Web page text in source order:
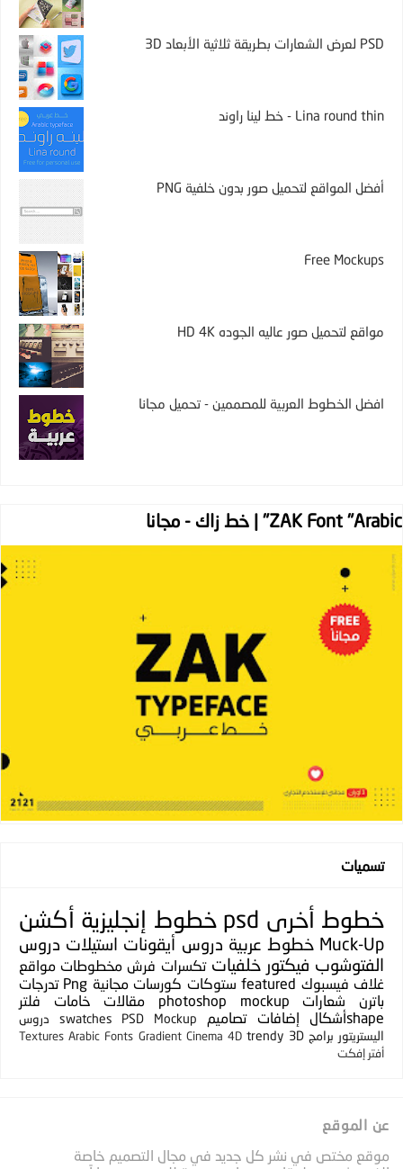
PSD لعرض الشعارات بطريقة ثلاثية الأبعاد 3D
Lina round thin - خط لينا راوند
أفضل المواقع لتحميل صور بدون خلفية PNG
Free Mockups
مواقع لتحميل صور عاليه الجوده HD 4K
افضل الخطوط العربية للمصممين - تحميل مجانا
ZAK Font "Arabic" | خط زاك - مجانا
تسميات
خطوط أخرى psd خطوط إنجليزية أكشن
Muck-Up خطوط عربية دروس أيقونات استيلات دروس
الفتوشوب فيكتور خلفيات تكسرات فرش مخطوطات مواقع
غلاف فيسبوك featured ستوكات كورسات مجانية Png تدرجات
باترن
شعارات photoshop mockup مقالات خامات
فلتر
shapeأشكال
إضافات تصاميم PSD Mockup
swatches
دروس
اليستريتور برامج 3D
trendy
Cinema 4D
Gradient
Arabic Fonts
Textures
أفتر إفكت
عن الموقع
موقع مختص في نشر كل جديد في مجال التصميم خاصة